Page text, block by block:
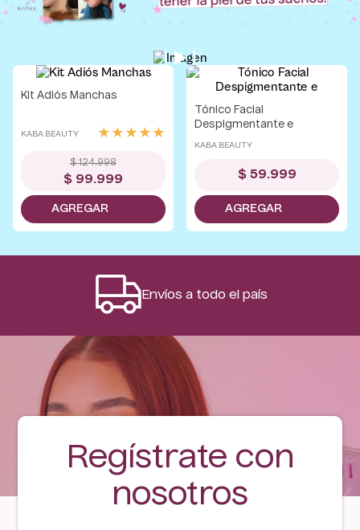
Kit Adiós Manchas
KABA BEAUTY ★ ★ ★ ★ ★
$ 124.998
$ 99.999
Tónico Facial
Despigmentante e
KABA BEAUTY
$ 59.999
Envíos a todo el país
Regístrate con
nosotros